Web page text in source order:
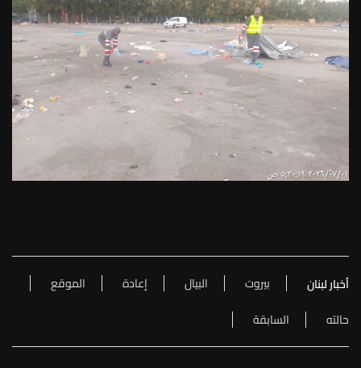
أخبار لبنان بيروت البيال إعادة
الموقع
حالته
السابقة